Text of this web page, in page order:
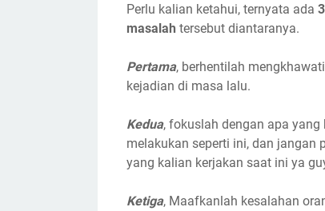
Perlu kalian ketahui, ternyata ada
masalah tersebut diantaranya.
Pertama, berhentilah
kejadian di masa lalu.
Kedua, fokuslah dengan apa
melakukan seperti ini, dan jangan
yang kalian kerjakan saat ini ya
Ketiga, Maafkanlah kesalahan